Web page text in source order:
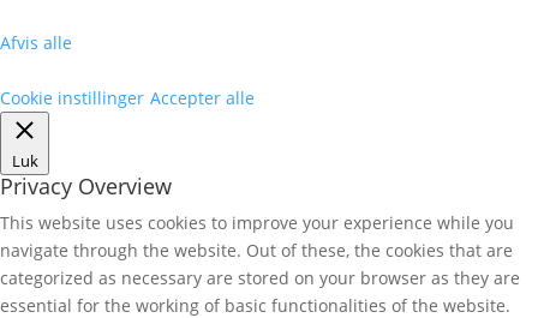
Afvis alle
Cookie instillinger Accepter alle
Luk
Privacy Overview
This website uses cookies to improve your experience while you
navigate through the website. Out of these, the cookies that are
categorized as necessary are stored on your browser as they are
essential for the working of basic functionalities of the website.